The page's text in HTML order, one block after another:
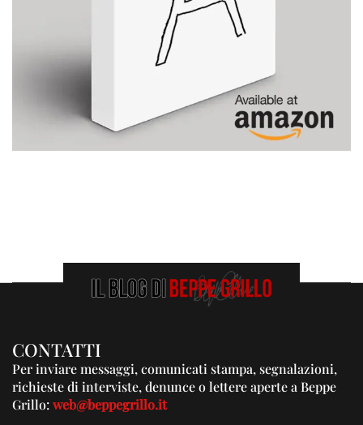
CONTATTI
Per inviare messaggi, comunicati stampa, segnalazioni,
richieste di interviste, denunce o lettere aperte a Beppe
Grillo:web@beppegrillo.it